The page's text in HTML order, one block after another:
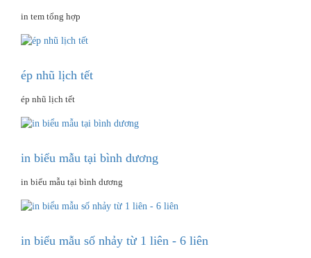
in tem tổng hợp
ép nhũ lịch tết
ép nhũ lịch tết
in biểu mẫu tại bình dương
in biểu mẫu tại bình dương
in biểu mẫu số nhảy từ 1 liên - 6 liên